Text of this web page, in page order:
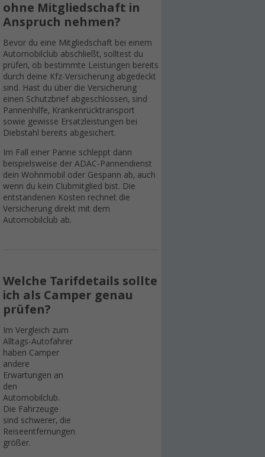
ohne Mitgliedschaft in
Anspruch nehmen?
Bevor du eine Mitgliedschaft bei einem
Automobilclub abschließt, solltest du
prüfen, ob bestimmte Leistungen bereits
durch deine Kfz-Versicherung abgedeckt
sind. Hast du über die Versicherung
einen Schutzbrief abgeschlossen, sind
Pannenhilfe, Krankenrücktransport
sowie gewisse Ersatzleistungen bei
Diebstahl bereits abgesichert.
Im Fall einer Panne schleppt dann
beispielsweise der ADAC-Pannendienst
dein Wohnmobil oder Gespann ab, auch
wenn du kein Clubmitglied bist. Die
entstandenen Kosten rechnet die
Versicherung direkt mit dem
Automobilclub ab.
Welche Tarifdetails sollte
ich als Camper genau
prüfen?
Im Vergleich zum
Alltags-Autofahrer
haben Camper
andere
Erwartungen an
den
Automobilclub.
Die Fahrzeuge
sind schwerer, die
Reiseentfernungen
größer.